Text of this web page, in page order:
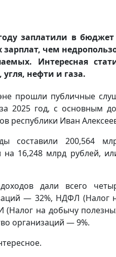
заплатили в
зарплат, чем
Интересная
нефти и газа.
прошли публичные
2025 год, с основным
республики Иван
составили 200,564
на 16,248 млрд рублей,
дали всего
— 32%, НДФЛ (Налог
на добычу
организаций — 9%.